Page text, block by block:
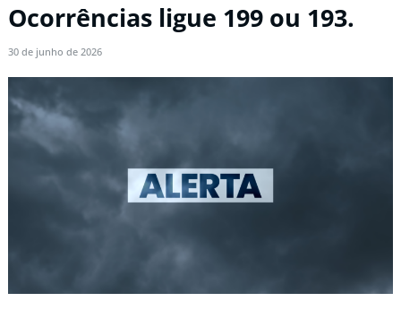
Ocorrências ligue 199 ou 193.
30 de junho de 2026